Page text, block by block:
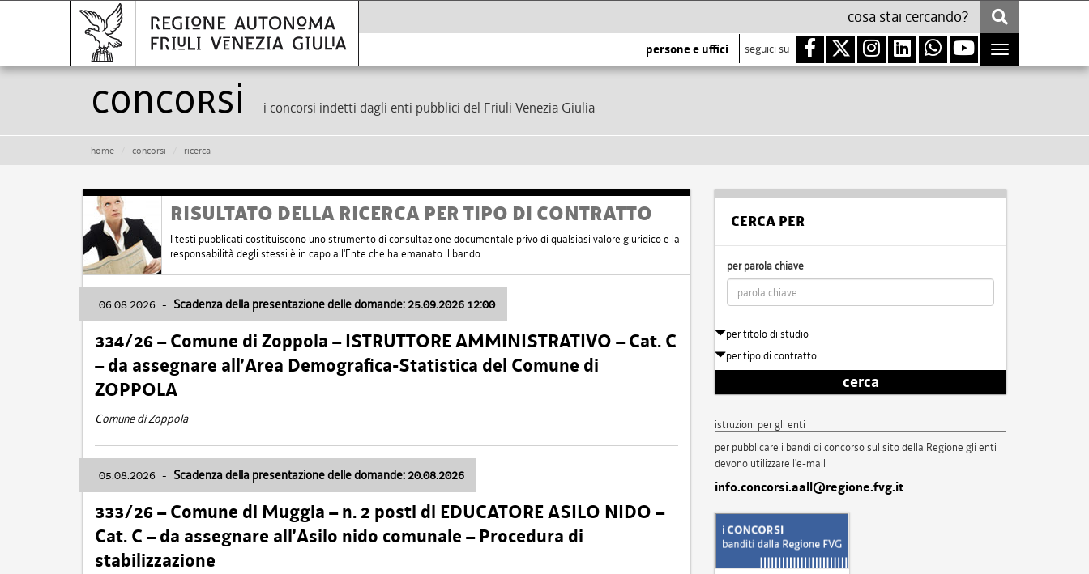
persone e uffici seguici su
Toggle
navigation
Concorsi i concorsi indetti dagli enti pubblici del Friuli Venezia Giulia
home concorsi ricerca
RISULTATO DELLA RICERCA PER TIPO DI CONTRATTO
I testi pubblicati costituiscono uno strumento di consultazione documentale privo di qualsiasi valore giuridico e la
responsabilità degli stessi è in capo all'Ente che ha emanato il bando.
06.08.2026 - Scadenza della presentazione delle domande: 25.09.2026 12:00
334/26 – Comune di Zoppola – ISTRUTTORE AMMINISTRATIVO – Cat. C
– da assegnare all’Area Demografica-Statistica del Comune di
ZOPPOLA
Comune di Zoppola
05.08.2026 - Scadenza della presentazione delle domande: 20.08.2026
333/26 – Comune di Muggia – n. 2 posti di EDUCATORE ASILO NIDO –
Cat. C – da assegnare all’Asilo nido comunale – Procedura di
stabilizzazione
CERCA PER
per parola chiave
per titolo di studio
per tipo di contratto
cerca
istruzioni per gli enti
per pubblicare i bandi di concorso sul sito della Regione gli enti
devono utilizzare l'e-mail
info.concorsi.aall@regione.fvg.it